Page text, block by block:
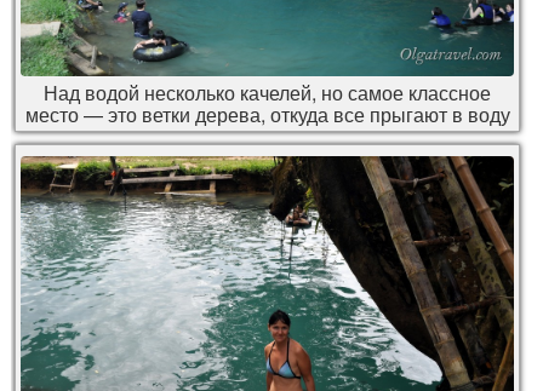
Над водой несколько качелей, но самое классное
место — это ветки дерева, откуда все прыгают в воду